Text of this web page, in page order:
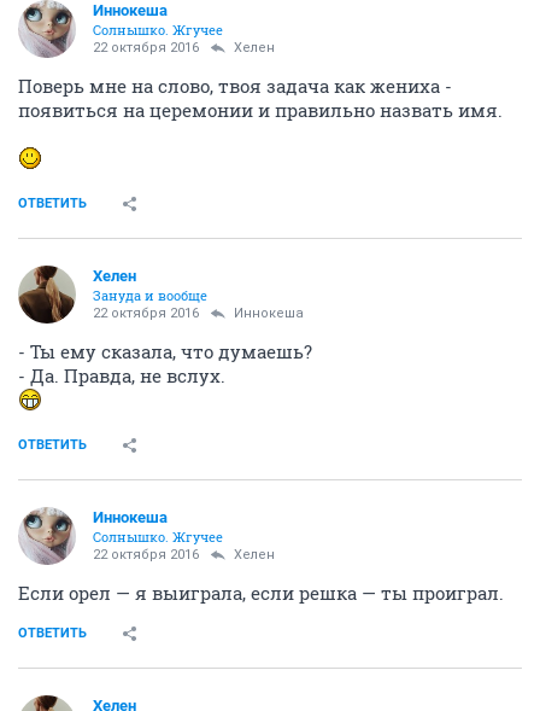
Иннокеша
Солнышко. Жгучее
22 октября 2016 Хелен
Поверь мне на слово, твоя задача как жениха -
появиться на церемонии и правильно назвать имя.
ОТВЕТИТЬ
Хелен
Зануда и вообще
22 октября 2016 Иннокеша
- Ты ему сказала, что думаешь?
- Да. Правда, не вслух.
ОТВЕТИТЬ
Иннокеша
Солнышко. Жгучее
22 октября 2016 Хелен
Если орел — я выиграла, если решка — ты проиграл.
ОТВЕТИТЬ
Хелен